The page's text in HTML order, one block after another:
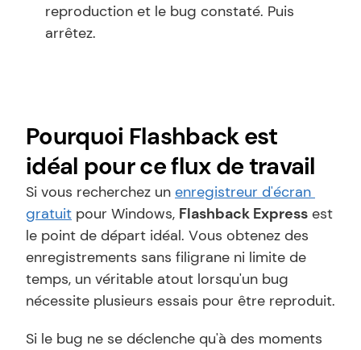
reproduction et le bug constaté. Puis
arrêtez.
Pourquoi Flashback est
idéal pour ce flux de travail
Si vous recherchez un enregistreur d'écran
gratuit pour Windows, Flashback Express est
le point de départ idéal. Vous obtenez des
enregistrements sans filigrane ni limite de
temps, un véritable atout lorsqu'un bug
nécessite plusieurs essais pour être reproduit.
Si le bug ne se déclenche qu'à des moments